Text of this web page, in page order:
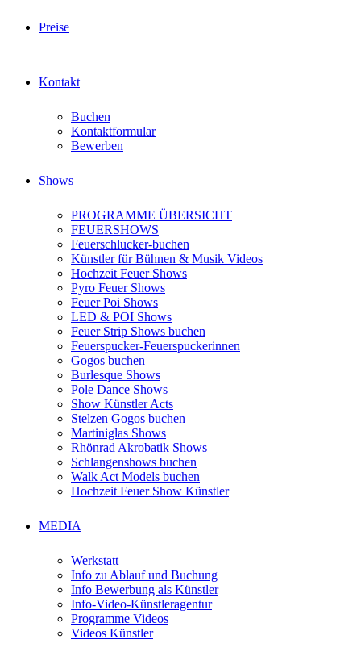
Preise
Kontakt
Buchen
Kontaktformular
Bewerben
Shows
PROGRAMME ÜBERSICHT
FEUERSHOWS
Feuerschlucker-buchen
Künstler für Bühnen & Musik Videos
Hochzeit Feuer Shows
Pyro Feuer Shows
Feuer Poi Shows
LED & POI Shows
Feuer Strip Shows buchen
Feuerspucker-Feuerspuckerinnen
Gogos buchen
Burlesque Shows
Pole Dance Shows
Show Künstler Acts
Stelzen Gogos buchen
Martiniglas Shows
Rhönrad Akrobatik Shows
Schlangenshows buchen
Walk Act Models buchen
Hochzeit Feuer Show Künstler
MEDIA
Werkstatt
Info zu Ablauf und Buchung
Info Bewerbung als Künstler
Info-Video-Künstleragentur
Programme Videos
Videos Künstler